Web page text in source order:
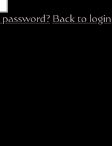
Back to login